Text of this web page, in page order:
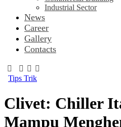
Industrial Sector
News
Career
Gallery
Contacts
Tips Trik
Clivet: Chiller
Mampu